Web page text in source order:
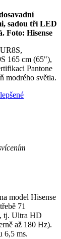
sadou tří LED
Foto: Hisense
165 cm (65"),
Pantone
modrého světla.
model Hisense
71
tj. Ultra HD
až 180 Hz).
6,5 ms.